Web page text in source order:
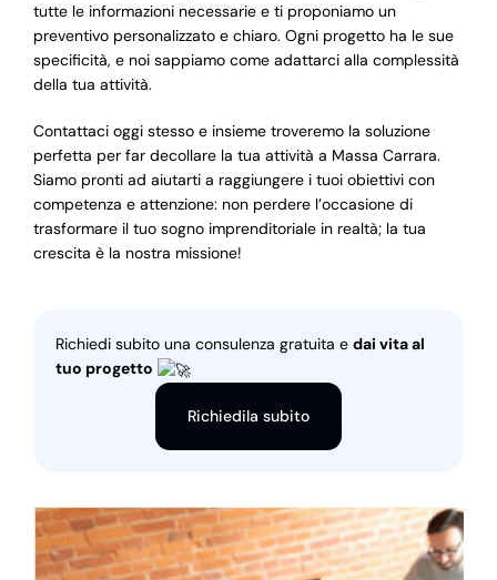
tutte le informazioni necessarie e ti proponiamo un
preventivo personalizzato e chiaro. Ogni progetto ha le sue
specificità, e noi sappiamo come adattarci alla complessità
della tua attività.
Contattaci oggi stesso e insieme troveremo la soluzione
perfetta per far decollare la tua attività a Massa Carrara.
Siamo pronti ad aiutarti a raggiungere i tuoi obiettivi con
competenza e attenzione: non perdere l’occasione di
trasformare il tuo sogno imprenditoriale in realtà; la tua
crescita è la nostra missione!
Richiedi subito una consulenza gratuita e dai vita al
tuo progetto
Richiedila subito